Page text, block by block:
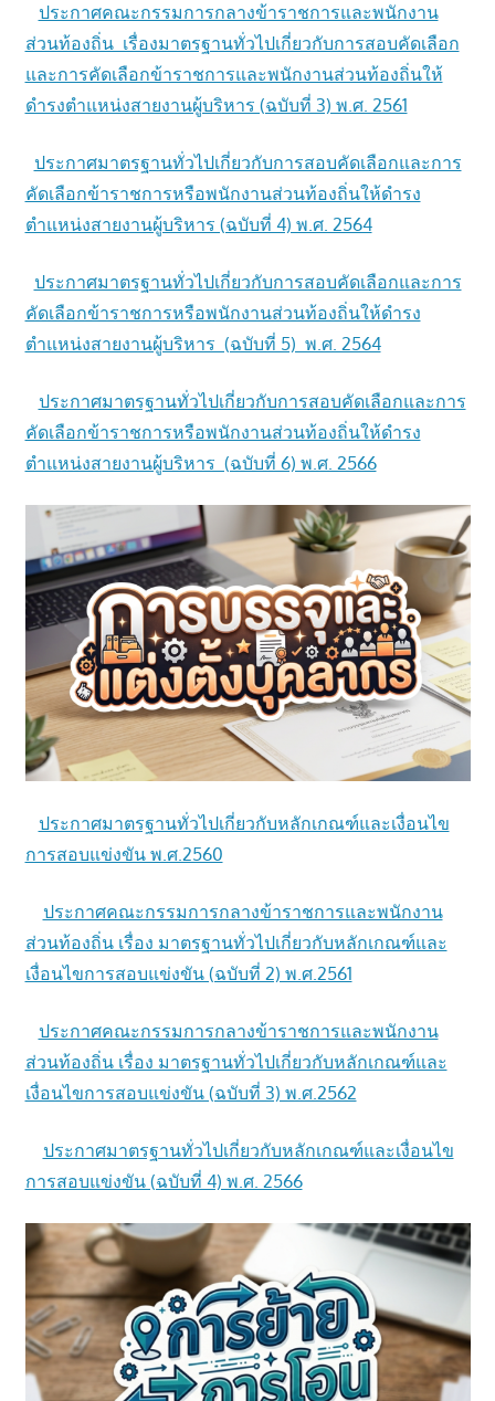
ประกาศคณะกรรมการกลางข้าราชการและพนักงาน
ส่วนท้องถิ่น เรื่องมาตรฐานทั่วไปเกี่ยวกับการสอบคัดเลือก
และการคัดเลือกข้าราชการและพนักงานส่วนท้องถิ่นให้
ดำรงตำแหน่งสายงานผู้บริหาร (ฉบับที่ 3) พ.ศ. 2561
ประกาศมาตรฐานทั่วไปเกี่ยวกับการสอบคัดเลือกและการ
คัดเลือกข้าราชการหรือพนักงานส่วนท้องถิ่นให้ดำรง
ตำแหน่งสายงานผู้บริหาร (ฉบับที่ 4) พ.ศ. 2564
ประกาศมาตรฐานทั่วไปเกี่ยวกับการสอบคัดเลือกและการ
คัดเลือกข้าราชการหรือพนักงานส่วนท้องถิ่นให้ดำรง
ตำแหน่งสายงานผู้บริหาร (ฉบับที่ 5) พ.ศ. 2564
ประกาศมาตรฐานทั่วไปเกี่ยวกับการสอบคัดเลือกและการ
คัดเลือกข้าราชการหรือพนักงานส่วนท้องถิ่นให้ดำรง
ตำแหน่งสายงานผู้บริหาร (ฉบับที่ 6) พ.ศ. 2566
ประกาศมาตรฐานทั่วไปเกี่ยวกับหลักเกณฑ์และเงื่อนไข
การสอบแข่งขัน พ.ศ.2560
ประกาศคณะกรรมการกลางข้าราชการและพนักงาน
ส่วนท้องถิ่น เรื่อง มาตรฐานทั่วไปเกี่ยวกับหลักเกณฑ์และ
เงื่อนไขการสอบแข่งขัน (ฉบับที่ 2) พ.ศ.2561
ประกาศคณะกรรมการกลางข้าราชการและพนักงาน
ส่วนท้องถิ่น เรื่อง มาตรฐานทั่วไปเกี่ยวกับหลักเกณฑ์และ
เงื่อนไขการสอบแข่งขัน (ฉบับที่ 3) พ.ศ.2562
ประกาศมาตรฐานทั่วไปเกี่ยวกับหลักเกณฑ์และเงื่อนไข
การสอบแข่งขัน (ฉบับที่ 4) พ.ศ. 2566